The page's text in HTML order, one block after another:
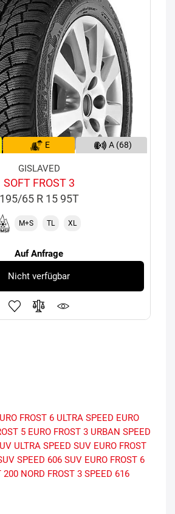
E A (68)
GISLAVED
SOFT FROST 3
195/65 R 15 95T
M+S TL XL
Auf Anfrage
Nicht verfügbar
FROST 6 ULTRA SPEED EURO
5 EURO FROST 3 URBAN SPEED
ULTRA SPEED SUV EURO FROST
SPEED 606 SUV EURO FROST 6
200 NORD FROST 3 SPEED 616